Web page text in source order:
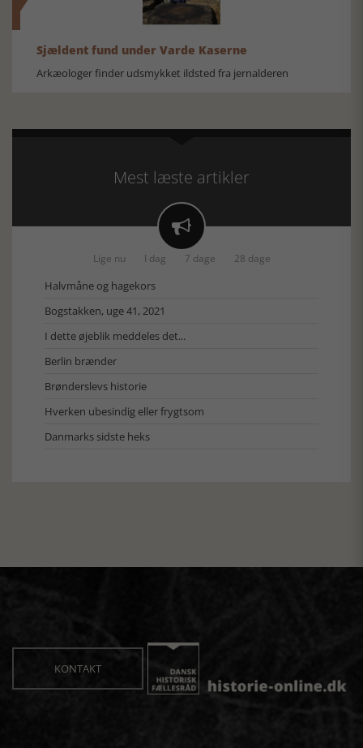
Sjældent fund under Varde Kaserne
Arkæologer finder udsmykket ildsted fra jernalderen
Mest læste artikler

Lige nu I dag 7 dage 28 dage
Halvmåne og hagekors
Bogstakken, uge 41, 2021
I dette øjeblik meddeles det...
Berlin brænder
Brønderslevs historie
Hverken ubesindig eller frygtsom
Danmarks sidste heks
KONTAKT